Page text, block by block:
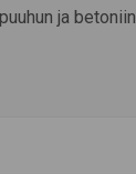
ja betoniin